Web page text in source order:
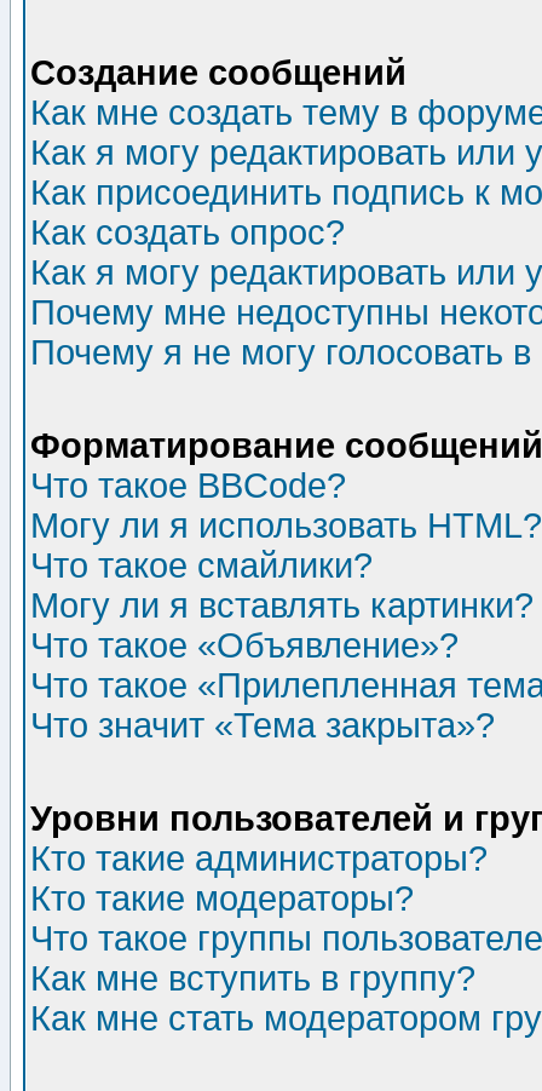
Создание сообщений
Как мне создать тему в
Как я могу редактировать или
Как присоединить подпись к
Как создать опрос?
Как я могу редактировать или
Почему мне недоступны
Почему я не могу голосовать
Форматирование
Что такое BBCode?
Могу ли я использовать HTML?
Что такое смайлики?
Могу ли я вставлять картинки?
Что такое «Объявление»?
Что такое «Прилепленная
Что значит «Тема закрыта»?
Уровни пользователей и
Кто такие администраторы?
Кто такие модераторы?
Что такое группы
Как мне вступить в группу?
Как мне стать модератором